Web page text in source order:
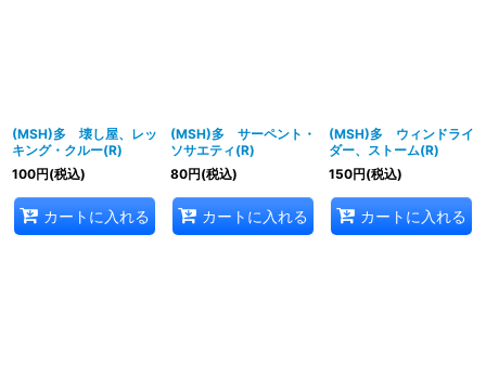
(MSH)多 壊し屋、レッ
キング・クルー(R)
100円(税込)
カートに入れる
(MSH)多 サーペント・
ソサエティ(R)
80円(税込)
カートに入れる
(MSH)多 ウィンドライ
ダー、ストーム(R)
150円(税込)
カートに入れる